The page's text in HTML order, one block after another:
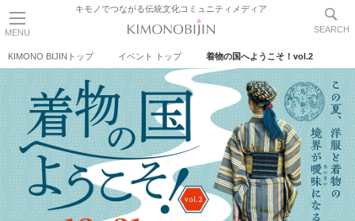
MENU
キモノでつながる伝統文化コミュニティメディア
SEARCH
KIMONO BIJINトップ イベント トップ 着物の国へようこそ！vol.2